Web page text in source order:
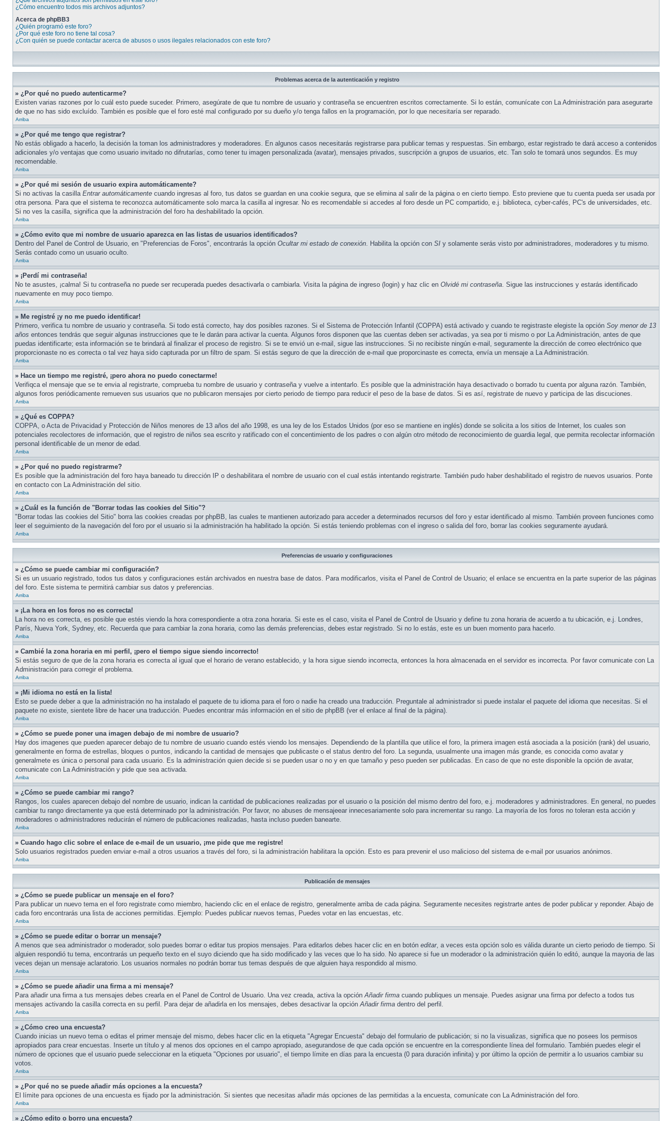
¿Cómo encuentro todos mis archivos adjuntos?
Acerca de phpBB3
¿Quién programó este foro?
¿Por qué este foro no tiene tal cosa?
¿Con quién se puede contactar acerca de abusos o usos ilegales relacionados con este foro?
Problemas acerca de la autenticación y registro
» ¿Por qué no puedo autenticarme?
Existen varias razones por lo cuál esto puede suceder. Primero, asegúrate de que tu nombre de usuario y contraseña se encuentren escritos correctamente. Si lo están, comunícate con La Administración para asegurarte
de que no has sido excluído. También es posible que el foro esté mal configurado por su dueño y/o tenga fallos en la programación, por lo que necesitaría ser reparado.
Arriba
» ¿Por qué me tengo que registrar?
No estás obligado a hacerlo, la decisión la toman los administradores y moderadores. En algunos casos necesitarás registrarse para publicar temas y respuestas. Sin embargo, estar registrado te dará acceso a contenidos
adicionales y/o ventajas que como usuario invitado no difrutarías, como tener tu imagen personalizada (avatar), mensajes privados, suscripción a grupos de usuarios, etc. Tan solo te tomará unos segundos. Es muy
recomendable.
Arriba
» ¿Por qué mi sesión de usuario expira automáticamente?
Si no activas la casilla Entrar automáticamente cuando ingresas al foro, tus datos se guardan en una cookie segura, que se elimina al salir de la página o en cierto tiempo. Esto previene que tu cuenta pueda ser usada por
otra persona. Para que el sistema te reconozca automáticamente solo marca la casilla al ingresar. No es recomendable si accedes al foro desde un PC compartido, e.j. biblioteca, cyber-cafés, PC's de universidades, etc.
Si no ves la casilla, significa que la administración del foro ha deshabilitado la opción.
Arriba
» ¿Cómo evito que mi nombre de usuario aparezca en las listas de usuarios identificados?
Dentro del Panel de Control de Usuario, en "Preferencias de Foros", encontrarás la opción Ocultar mi estado de conexión. Habilita la opción con SI y solamente serás visto por administradores, moderadores y tu mismo.
Serás contado como un usuario oculto.
Arriba
» ¡Perdí mi contraseña!
No te asustes, ¡calma! Si tu contraseña no puede ser recuperada puedes desactivarla o cambiarla. Visita la página de ingreso (login) y haz clic en Olvidé mi contraseña. Sigue las instrucciones y estarás identificado
nuevamente en muy poco tiempo.
Arriba
» Me registré ¡y no me puedo identificar!
Primero, verifica tu nombre de usuario y contraseña. Si todo está correcto, hay dos posibles razones. Si el Sistema de Protección Infantil (COPPA) está activado y cuando te registraste elegiste la opción Soy menor de 13
años entonces tendrás que seguir algunas instrucciones que te le darán para activar la cuenta. Algunos foros disponen que las cuentas deben ser activadas, ya sea por ti mismo o por La Administración, antes de que
puedas identificarte; esta información se te brindará al finalizar el proceso de registro. Si se te envió un e-mail, sigue las instrucciones. Si no recibiste ningún e-mail, seguramente la dirección de correo electrónico que
proporcionaste no es correcta o tal vez haya sido capturada por un filtro de spam. Si estás seguro de que la dirección de e-mail que proporcinaste es correcta, envía un mensaje a La Administración.
Arriba
» Hace un tiempo me registré, ¡pero ahora no puedo conectarme!
Verifiqca el mensaje que se te envia al registrarte, comprueba tu nombre de usuario y contraseña y vuelve a intentarlo. Es posible que la administración haya desactivado o borrado tu cuenta por alguna razón. También,
algunos foros periódicamente remueven sus usuarios que no publicaron mensajes por cierto periodo de tiempo para reducir el peso de la base de datos. Si es así, registrate de nuevo y participa de las discuciones.
Arriba
» ¿Qué es COPPA?
COPPA, o Acta de Privacidad y Protección de Niños menores de 13 años del año 1998, es una ley de los Estados Unidos (por eso se mantiene en inglés) donde se solicita a los sitios de Internet, los cuales son
potenciales recolectores de información, que el registro de niños sea escrito y ratificado con el concentimiento de los padres o con algún otro método de reconocimiento de guardia legal, que permita recolectar información
personal identificable de un menor de edad.
Arriba
» ¿Por qué no puedo registrarme?
Es posible que la administración del foro haya baneado tu dirección IP o deshabilitara el nombre de usuario con el cual estás intentando registrarte. También pudo haber deshabilitado el registro de nuevos usuarios. Ponte
en contacto con La Administración del sitio.
Arriba
» ¿Cuál es la función de "Borrar todas las cookies del Sitio"?
"Borrar todas las cookies del Sitio" borra las cookies creadas por phpBB, las cuales te mantienen autorizado para acceder a determinados recursos del foro y estar identificado al mismo. También proveen funciones como
leer el seguimiento de la navegación del foro por el usuario si la administración ha habilitado la opción. Si estás teniendo problemas con el ingreso o salida del foro, borrar las cookies seguramente ayudará.
Arriba
Preferencias de usuario y configuraciones
» ¿Cómo se puede cambiar mi configuración?
Si es un usuario registrado, todos tus datos y configuraciones están archivados en nuestra base de datos. Para modificarlos, visita el Panel de Control de Usuario; el enlace se encuentra en la parte superior de las páginas
del foro. Este sistema te permitirá cambiar sus datos y preferencias.
Arriba
» ¡La hora en los foros no es correcta!
La hora no es correcta, es posible que estés viendo la hora correspondiente a otra zona horaria. Si este es el caso, visita el Panel de Control de Usuario y define tu zona horaria de acuerdo a tu ubicación, e.j. Londres,
París, Nueva York, Sydney, etc. Recuerda que para cambiar la zona horaria, como las demás preferencias, debes estar registrado. Si no lo estás, este es un buen momento para hacerlo.
Arriba
» Cambié la zona horaria en mi perfil, ¡pero el tiempo sigue siendo incorrecto!
Si estás seguro de que de la zona horaria es correcta al igual que el horario de verano establecido, y la hora sigue siendo incorrecta, entonces la hora almacenada en el servidor es incorrecta. Por favor comunicate con La
Administración para corregir el problema.
Arriba
» ¡Mi idioma no está en la lista!
Esto se puede deber a que la administración no ha instalado el paquete de tu idioma para el foro o nadie ha creado una traducción. Preguntale al administrador si puede instalar el paquete del idioma que necesitas. Si el
paquete no existe, sientete libre de hacer una traducción. Puedes encontrar más información en el sitio de phpBB (ver el enlace al final de la página).
Arriba
» ¿Cómo se puede poner una imagen debajo de mi nombre de usuario?
Hay dos imagenes que pueden aparecer debajo de tu nombre de usuario cuando estés viendo los mensajes. Dependiendo de la plantilla que utilice el foro, la primera imagen está asociada a la posición (rank) del usuario,
generalmente en forma de estrellas, bloques o puntos, indicando la cantidad de mensajes que publicaste o el status dentro del foro. La segunda, usualmente una imagen más grande, es conocida como avatar y
generalmete es única o personal para cada usuario. Es la administración quien decide si se pueden usar o no y en que tamaño y peso pueden ser publicadas. En caso de que no este disponible la opción de avatar,
comunicate con La Administración y pide que sea activada.
Arriba
» ¿Cómo se puede cambiar mi rango?
Rangos, los cuales aparecen debajo del nombre de usuario, indican la cantidad de publicaciones realizadas por el usuario o la posición del mismo dentro del foro, e.j. moderadores y administradores. En general, no puedes
cambiar tu rango directamente ya que está determinado por la administración. Por favor, no abuses de mensajeear innecesariamente solo para incrementar su rango. La mayoría de los foros no toleran esta acción y
moderadores o administradores reducirán el número de publicaciones realizadas, hasta incluso pueden banearte.
Arriba
» Cuando hago clic sobre el enlace de e-mail de un usuario, ¡me pide que me registre!
Solo usuarios registrados pueden enviar e-mail a otros usuarios a través del foro, si la administración habilitara la opción. Esto es para prevenir el uso malicioso del sistema de e-mail por usuarios anónimos.
Arriba
Publicación de mensajes
» ¿Cómo se puede publicar un mensaje en el foro?
Para publicar un nuevo tema en el foro registrate como miembro, haciendo clic en el enlace de registro, generalmente arriba de cada página. Seguramente necesites registrarte antes de poder publicar y reponder. Abajo de
cada foro encontrarás una lista de acciones permitidas. Ejemplo: Puedes publicar nuevos temas, Puedes votar en las encuestas, etc.
Arriba
» ¿Cómo se puede editar o borrar un mensaje?
A menos que sea administrador o moderador, solo puedes borrar o editar tus propios mensajes. Para editarlos debes hacer clic en en botón editar, a veces esta opción solo es válida durante un cierto periodo de tiempo. Si
alguien respondió tu tema, encontrarás un pequeño texto en el suyo diciendo que ha sido modificado y las veces que lo ha sido. No aparece si fue un moderador o la administración quién lo editó, aunque la mayoria de las
veces dejan un mensaje aclaratorio. Los usuarios normales no podrán borrar tus temas después de que alguien haya respondido al mismo.
Arriba
» ¿Cómo se puede añadir una firma a mi mensaje?
Para añadir una firma a tus mensajes debes crearla en el Panel de Control de Usuario. Una vez creada, activa la opciónAñadir firma cuando publiques un mensaje. Puedes asignar una firma por defecto a todos tus
mensajes activando la casilla correcta en su perfil. Para dejar de añadirla en los mensajes, debes desactivar la opciónAñadir firma dentro del perfil.
Arriba
» ¿Cómo creo una encuesta?
Cuando inicias un nuevo tema o editas el primer mensaje del mismo, debes hacer clic en la etiqueta "Agregar Encuesta" debajo del formulario de publicación; si no la visualizas, significa que no posees los permisos
apropiados para crear encuestas. Inserte un título y al menos dos opciones en el campo apropiado, asegurandose de que cada opción se encuentre en la correspondiente línea del formulario. También puedes elegir el
número de opciones que el usuario puede seleccionar en la etiqueta "Opciones por usuario", el tiempo límite en días para la encuesta (0 para duración infinita) y por último la opción de permitir a lo usuarios cambiar su
votos.
Arriba
» ¿Por qué no se puede añadir más opciones a la encuesta?
El límite para opciones de una encuesta es fijado por la administración. Si sientes que necesitas añadir más opciones de las permitidas a la encuesta, comunícate con La Administración del foro.
Arriba
» ¿Cómo edito o borro una encuesta?